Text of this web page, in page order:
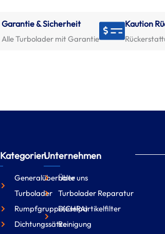
Garantie & Sicherheit
Alle Turbolader mit Garantie
Kaution
Kategorien
Generalüberholte
Turbolader
Rumpfgruppe(CHRA)
Dichtungssätze
Unternehmen
Über uns
Turbolader Reparatur
Dieselpartikelfilter
Reinigung